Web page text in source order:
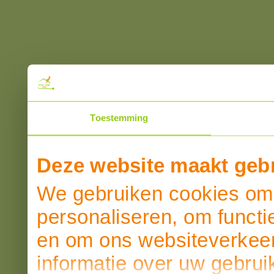
Toestemming
Deze website maakt
We gebruiken cookies
personaliseren, om
en om ons
informatie over uw